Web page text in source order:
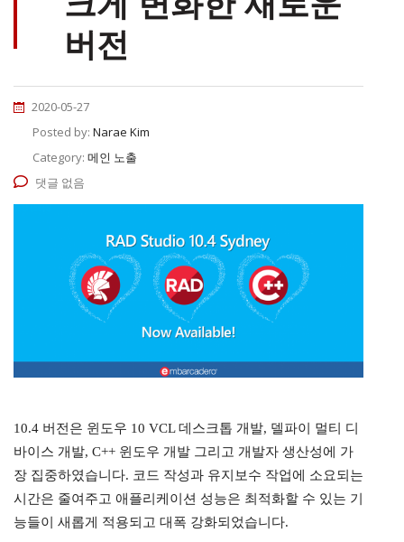
버전
2020-05-27
Posted by: Narae Kim
Category: 메인 노출
댓글 없음
10.4 버전은 윈도우 10 VCL 데스크톱 개발, 델파이 멀티 디
바이스 개발, C++ 윈도우 개발 그리고 개발자 생산성에 가
장 집중하였습니다. 코드 작성과 유지보수 작업에 소요되는
시간은 줄여주고 애플리케이션 성능은 최적화할 수 있는 기
능들이 새롭게 적용되고 대폭 강화되었습니다.